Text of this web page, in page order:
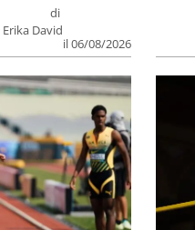
di
Erika David
il 06/08/2026